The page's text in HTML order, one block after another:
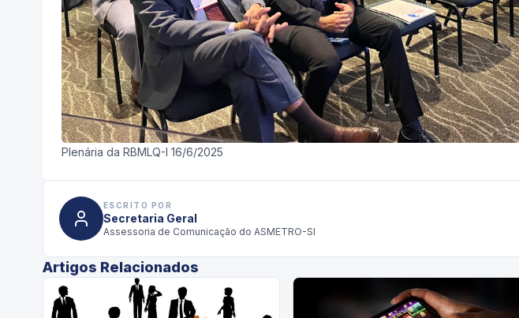
Plenária da RBMLQ-I 16/6/2025
ESCRITO POR
Secretaria Geral
Assessoria de Comunicação do ASMETRO-SI
Artigos Relacionados